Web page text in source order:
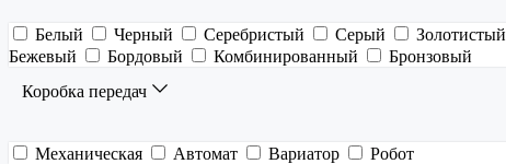
Белый Черный Серебристый Серый Золотистый
Бежевый
Бордовый Комбинированный
Бронзовый
Коробка передач
Механическая Автомат Вариатор
Робот